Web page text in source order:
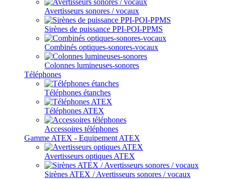
Avertisseurs sonores / vocaux
Sirènes de puissance PPI-POI-PPMS
Combinés optiques-sonores-vocaux
Colonnes lumineuses-sonores
Téléphones
Téléphones étanches
Téléphones ATEX
Accessoires téléphones
Gamme ATEX - Equipement ATEX
Avertisseurs optiques ATEX
Sirènes ATEX / Avertisseurs sonores / vocaux